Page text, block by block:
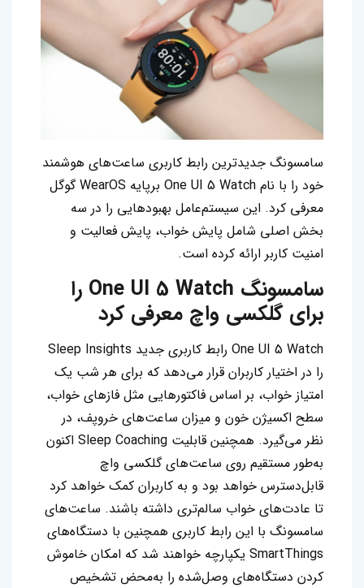
سامسونگ جدیدترین رابط کاربری ساعت‌های هوشمند
خود را با نام One UI 5 Watch برپایه WearOS گوگل
معرفی کرد. این سیستم‌عامل بهبودهایی را در سه
بخش اصلی شامل پایش خواب، پایش فعالیت و
امنیت کاربر ارائه کرده است.
سامسونگ One UI 5 Watch را
برای گلکسی واچ معرفی کرد
One UI 5 Watch رابط کاربری جدید Sleep Insights
را در اختیار کاربران قرار می‌دهد که برای هر شب یک
امتیاز خواب، بر اساس فاکتورهایی مثل فازهای خواب،
سطح اکسیژن خون و میزان ساعت‌های خروپف، در
نظر می‌گیرد. همچنین قابلیت Sleep Coaching اکنون
به‌طور مستقیم روی ساعت‌های گلکسی واچ
قابل‌دسترس خواهد بود و به کاربران کمک خواهد کرد
تا عادت‌های خواب سالم‌تری داشته‌ باشند. ساعت‌های
سامسونگ با این رابط کاربری همچنین با دستگاه‌های
SmartThings یکپارچه خواهند شد که امکان خاموش
کردن دستگاه‌های وصل‌شده را به‌محض تشخیص